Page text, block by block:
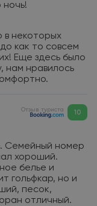
в некоторых
как то совсем
Еще здесь было
нам нравилось
Отзыв туриста 10
Семейный номер
хороший.
белье и
гольфкар, но и
песок,
отличный.